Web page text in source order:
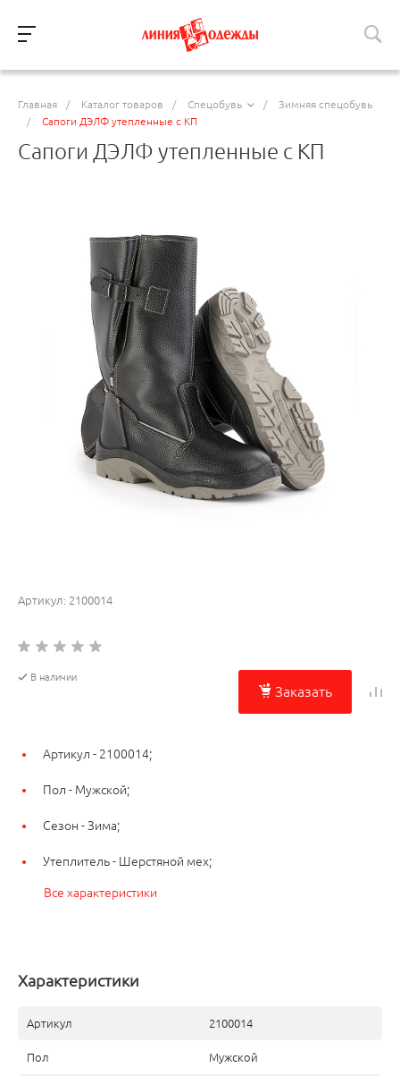
Главная / Каталог товаров / Спецобувь /
Зимняя спецобувь
/
Сапоги ДЭЛФ утепленные с КП
Сапоги ДЭЛФ утепленные с КП
Артикул: 2100014
В наличии
Заказать
Артикул - 2100014;
Пол - Мужской;
Сезон -Зима;
Утеплитель - Шерстяной мех;
Все характеристики
Характеристики
Артикул 2100014
Пол Мужской